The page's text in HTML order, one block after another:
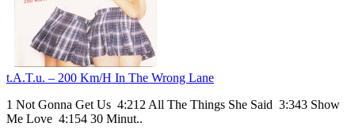
t.A.T.u. ‎– 200 Km/H In The Wrong Lane
1 Not Gonna Get Us 4:212 All The Things She Said 3:343 Show
Me Love 4:154 30 Minut..